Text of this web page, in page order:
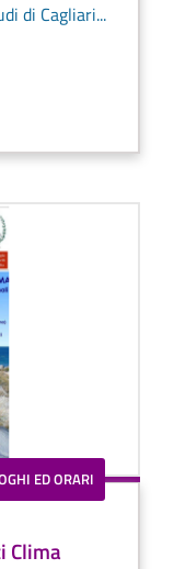
di Cagliari...
ED ORARI
Clima